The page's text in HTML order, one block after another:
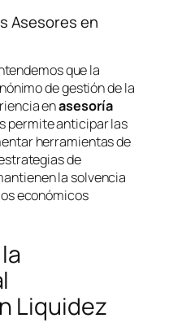
Asesores en
que la
de gestión de la
enasesoría
permite anticipar las
herramientas de
de
la solvencia
económicos
Liquidez